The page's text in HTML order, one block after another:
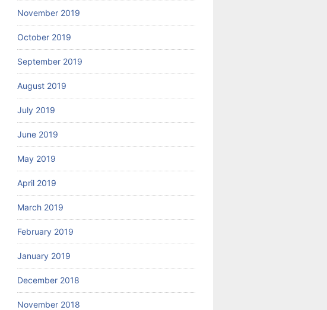
November 2019
October 2019
September 2019
August 2019
July 2019
June 2019
May 2019
April 2019
March 2019
February 2019
January 2019
December 2018
November 2018